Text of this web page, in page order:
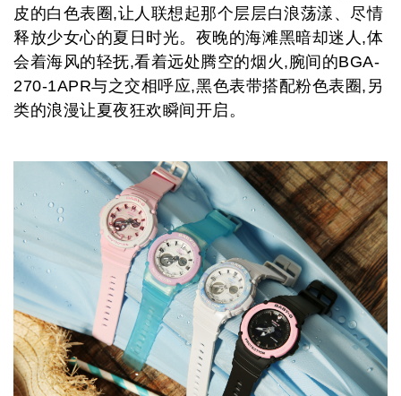
皮的白色表圈,让人联想起那个层层白浪荡漾、尽情
释放少女心的夏日时光。夜晚的海滩黑暗却迷人,体
会着海风的轻抚,看着远处腾空的烟火,腕间的BGA-
270-1APR与之交相呼应,黑色表带搭配粉色表圈,另
类的浪漫让夏夜狂欢瞬间开启。